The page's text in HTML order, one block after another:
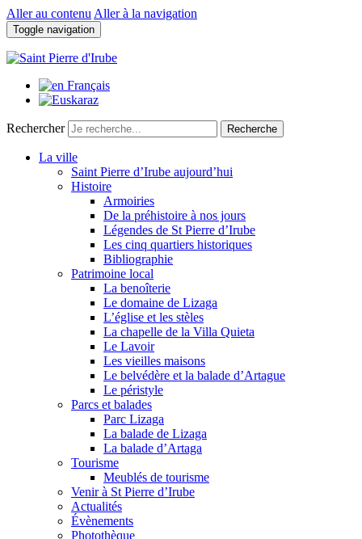
Aller au contenu Aller à la navigation
Toggle navigation
Rechercher Recherche
La ville
Saint Pierre d’Irube aujourd’hui
Histoire
Armoiries
De la préhistoire à nos jours
Légendes de St Pierre d’Irube
Les cinq quartiers historiques
Bibliographie
Patrimoine local
La benoîterie
Le domaine de Lizaga
L’église et les stèles
La chapelle de la Villa Quieta
Le Lavoir
Les vieilles maisons
Le belvédère et la balade d’Artague
Le péristyle
Parcs et balades
Parc Lizaga
La balade de Lizaga
La balade d’Artaga
Tourisme
Meublés de tourisme
Venir à St Pierre d’Irube
Actualités
Évènements
Photothèque